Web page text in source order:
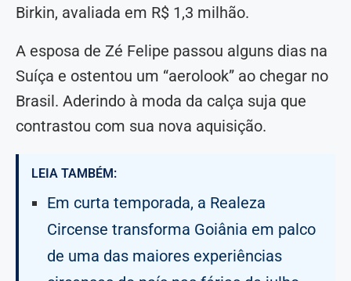
Birkin, avaliada em R$ 1,3 milhão.
A esposa de Zé Felipe passou alguns dias na
Suíça e ostentou um “aerolook” ao chegar no
Brasil. Aderindo à moda da calça suja que
contrastou com sua nova aquisição.
LEIA TAMBÉM:
Em curta temporada, a Realeza
Circense transforma Goiânia em palco
de uma das maiores experiências